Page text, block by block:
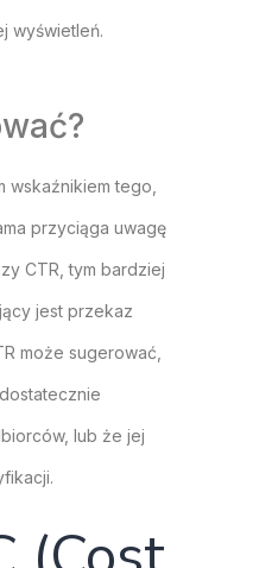
wyświetleń.
wskaźnikiem tego,
przyciąga uwagę
CTR, tym bardziej
jest przekaz
może sugerować,
lub że jej